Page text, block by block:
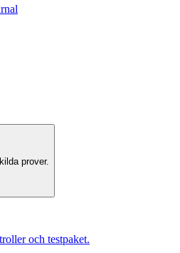
prover.
och testpaket.